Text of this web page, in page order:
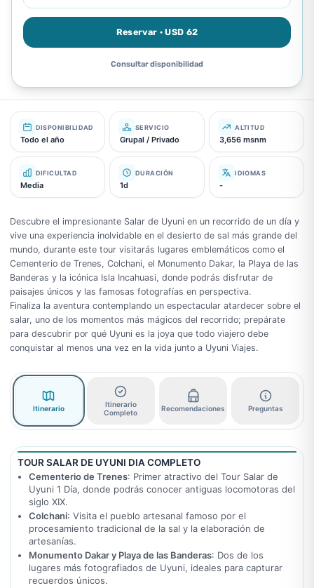
Reservar · USD 62
Consultar disponibilidad
DISPONIBILIDAD
Todo el año
SERVICIO
Grupal / Privado
ALTITUD
3,656 msnm
DIFICULTAD
Media
DURACIÓN
1d
IDIOMAS
-
Descubre el impresionante Salar de Uyuni en un recorrido de un día y
vive una experiencia inolvidable en el desierto de sal más grande del
mundo, durante este tour visitarás lugares emblemáticos como el
Cementerio de Trenes, Colchani, el Monumento Dakar, la Playa de las
Banderas y la icónica Isla Incahuasi, donde podrás disfrutar de
paisajes únicos y las famosas fotografías en perspectiva.
Finaliza la aventura contemplando un espectacular atardecer sobre el
salar, uno de los momentos más mágicos del recorrido; prepárate
para descubrir por qué Uyuni es la joya que todo viajero debe
conquistar al menos una vez en la vida junto a Uyuni Viajes.
Itinerario
Itinerario
Completo
Recomendaciones Preguntas
TOUR SALAR DE UYUNI DIA COMPLETO
Cementerio de Trenes: Primer atractivo del Tour Salar de
Uyuni 1 Día, donde podrás conocer antiguas locomotoras del
siglo XIX.
Colchani: Visita el pueblo artesanal famoso por el
procesamiento tradicional de la sal y la elaboración de
artesanías.
Monumento Dakar y Playa de las Banderas: Dos de los
lugares más fotografiados de Uyuni, ideales para capturar
recuerdos únicos.